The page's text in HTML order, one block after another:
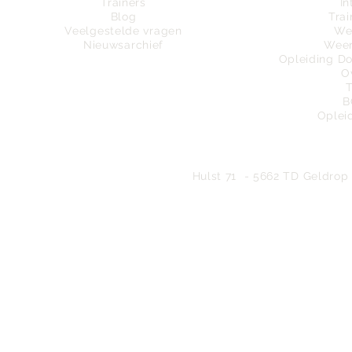
Blog
Veelgestelde vragen
Nieuwsarchief
Opleiding
Hulst 71 - 5662 TD